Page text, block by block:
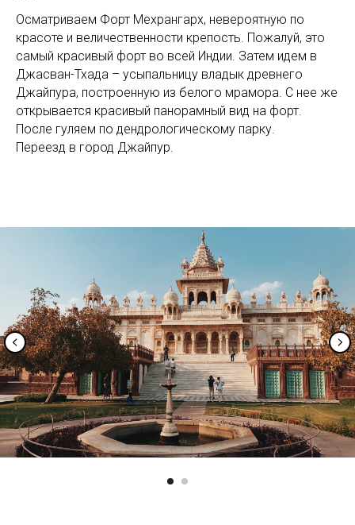
Осматриваем Форт Мехрангарх, невероятную по
красоте и величественности крепость. Пожалуй, это
самый красивый форт во всей Индии. Затем идем в
Джасван-Тхада – усыпальницу владык древнего
Джайпура, построенную из белого мрамора. С нее же
открывается красивый панорамный вид на форт.
После гуляем по дендрологическому парку.
Переезд в город Джайпур.